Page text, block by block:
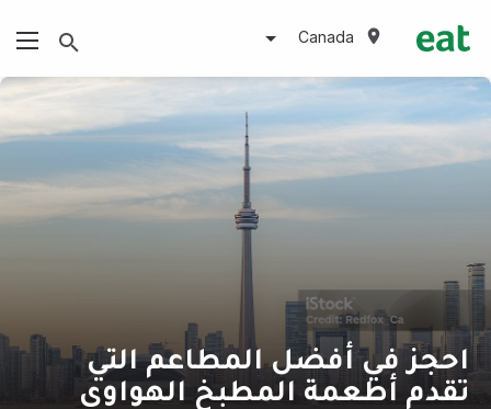
Canada
احجز في أفضل المطاعم التي
تقدم أطعمة المطبخ الهواوي